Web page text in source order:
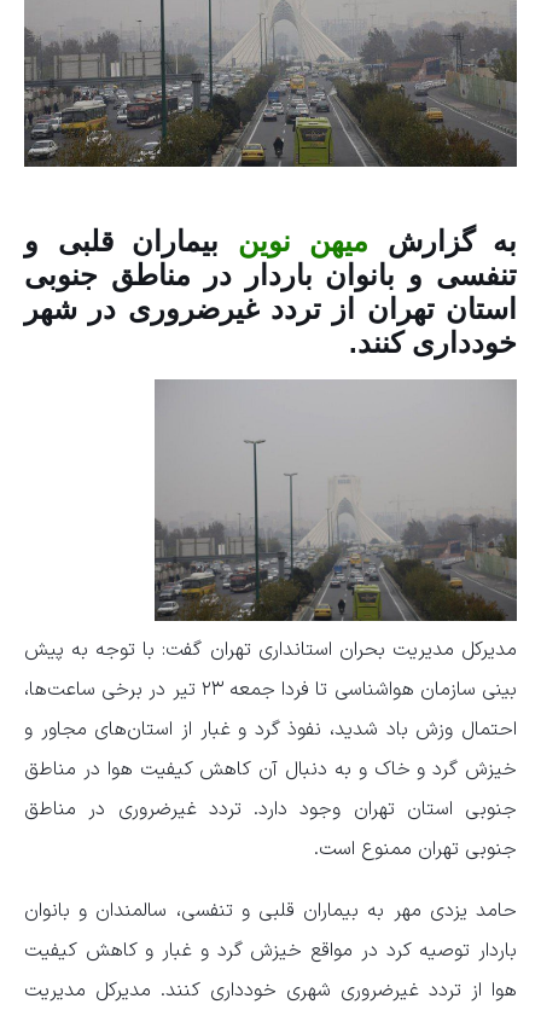
به گزارش میهن نوین بیماران قلبی و
تنفسی و بانوان باردار در مناطق جنوبی
استان تهران از تردد غیرضروری در شهر
خودداری کنند.
مدیرکل مدیریت بحران استانداری تهران گفت: با توجه به پیش
بینی سازمان هواشناسی تا فردا جمعه ۲۳ تیر در برخی ساعت‌ها،
احتمال وزش باد شدید، نفوذ گرد و غبار از استان‌های مجاور و
خیزش گرد و خاک و به دنبال آن کاهش کیفیت هوا در مناطق
جنوبی استان تهران وجود دارد. تردد غیرضروری در مناطق
جنوبی تهران ممنوع است.
حامد یزدی مهر به بیماران قلبی و تنفسی، سالمندان و بانوان
باردار توصیه کرد در مواقع خیزش گرد و غبار و کاهش کیفیت
هوا از تردد غیرضروری شهری خودداری کنند. مدیرکل مدیریت